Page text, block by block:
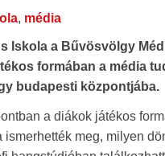
, média
Iskola a Bűvösvölgy
formában a média
budapesti központjába.
a diákok játékos
meg, milyen